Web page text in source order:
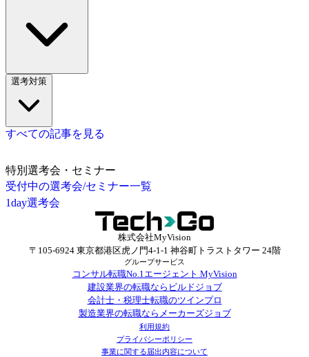
選考対策
すべての記事を見る
特別選考会・セミナー
受付中の選考会/セミナー一覧
1day選考会
株式会社MyVision
〒105-6924 東京都港区虎ノ門4-1-1 神谷町トラストタワー 24階
グループサービス
コンサル転職No.1エージェント MyVision
建設業界の転職ならビルドジョブ
会計士・税理士転職のツインプロ
製造業界の転職ならメーカーズジョブ
利用規約
プライバシーポリシー
事業に関する届出内容について